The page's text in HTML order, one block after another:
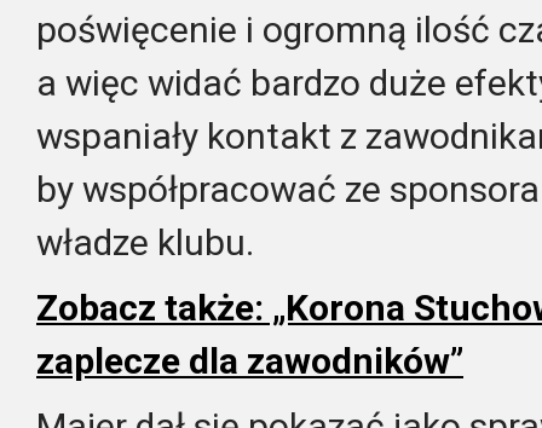
poświęcenie i ogromną ilość
a więc widać bardzo duże
wspaniały kontakt z
by współpracować ze
władze klubu.
Zobacz także: „Korona
zaplecze dla zawodników”